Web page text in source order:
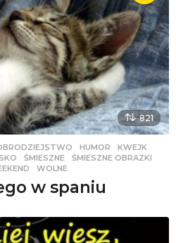
821
,HUMOR ,KWEJK
,ŚMIESZNE ,ŚMIESZNE OBRAZKI
,WOLNE
w spaniu